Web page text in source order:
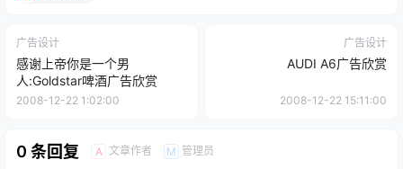
广告设计
感谢上帝你是一个男
人:Goldstar啤酒广告欣赏
2008-12-22 1:02:00
广告设计
AUDI A6广告欣赏
2008-12-22 15:11:00
0 条回复 A 文章作者 M 管理员